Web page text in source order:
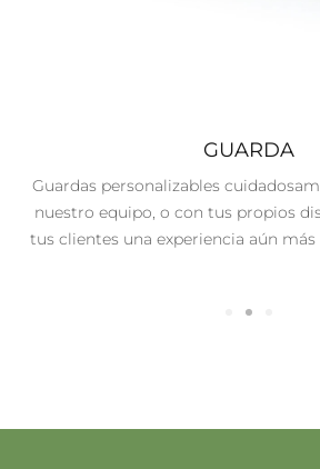
GUARDA
personalizables cuidadosamente
equipo, o con tus propios
clientes una experiencia aún más